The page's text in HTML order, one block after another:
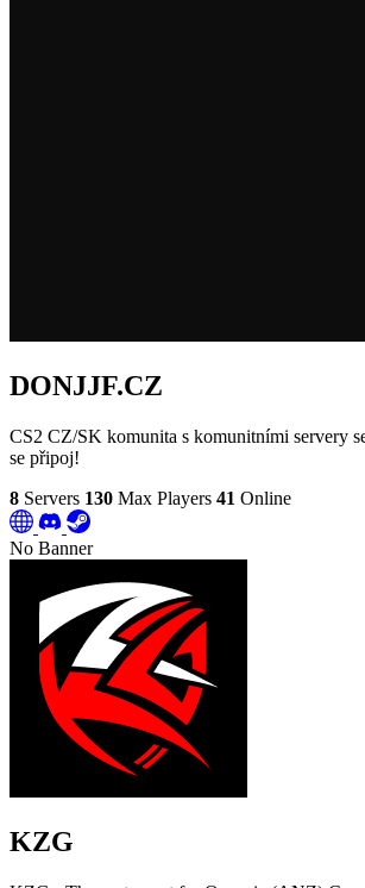
DONJJF.CZ
CS2 CZ/SK komunita s komunitními servery
se připoj!
8 Servers 130 Max Players 41 Online
No Banner
KZG